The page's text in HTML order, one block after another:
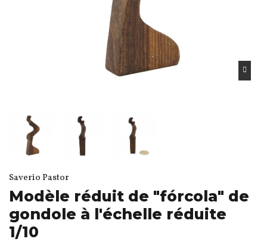
Saverio Pastor
Modèle réduit de "fórcola" de
gondole à l'échelle réduite
1/10